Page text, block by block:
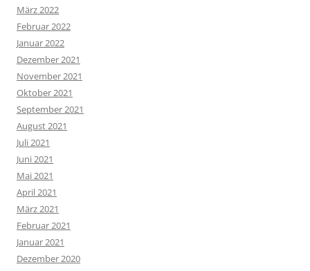
März 2022
Februar 2022
Januar 2022
Dezember 2021
November 2021
Oktober 2021
September 2021
August 2021
Juli 2021
Juni 2021
Mai 2021
April 2021
März 2021
Februar 2021
Januar 2021
Dezember 2020